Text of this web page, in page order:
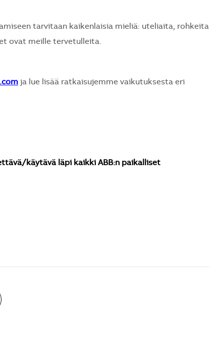
tarvitaan kaikenlaisia mieliä: uteliaita, rohkeita
ovat meille tervetulleita.
ja lue lisää ratkaisujemme vaikutuksesta eri
käytävä läpi kaikki ABB:n paikalliset